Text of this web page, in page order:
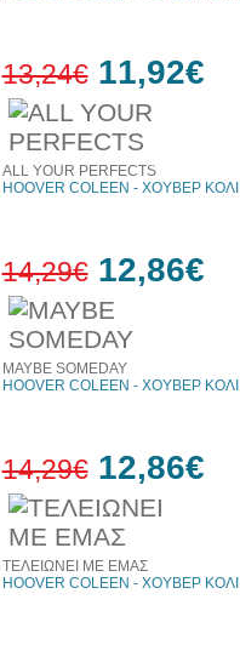
έκπτωση
13,24€ 11,92€
ALL YOUR PERFECTS
HOOVER COLEEN - ΧΟΥΒΕΡ
14,29€ 12,86€
MAYBE SOMEDAY
HOOVER COLEEN - ΧΟΥΒΕΡ
14,29€ 12,86€
ΤΕΛΕΙΩΝΕΙ ΜΕ ΕΜΑΣ
HOOVER COLEEN - ΧΟΥΒΕΡ